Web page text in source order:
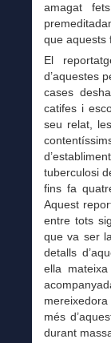
amagat
que aquests
El
d’aquestes
cases
catifes i
seu relat,
tuberculosi
fins fa
Aquest
entre tots
que va ser
detalls
ella
més
durant